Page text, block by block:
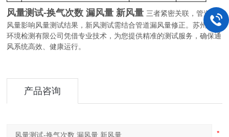
风量测试-换气次数 漏风量 新风量 三者紧密关联，管道漏
风量影响风量测试结果，新风测试需结合管道漏风量修正。苏州益康
环境检测有限公司凭借专业技术，为您提供精准的测试服务，确保通
风系统高效、健康运行。
产品咨询